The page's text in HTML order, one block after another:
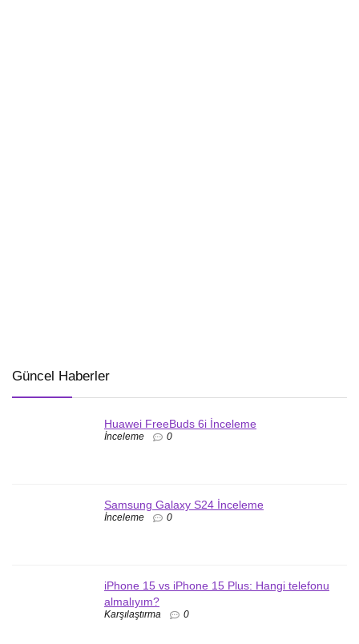
Güncel Haberler
Huawei FreeBuds 6i İnceleme
İnceleme 0
Samsung Galaxy S24 İnceleme
İnceleme 0
iPhone 15 vs iPhone 15 Plus: Hangi telefonu
almalıyım?
Karşılaştırma 0